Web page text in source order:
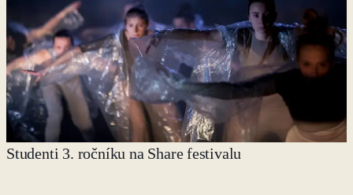
Studenti 3. ročníku na Share festivalu